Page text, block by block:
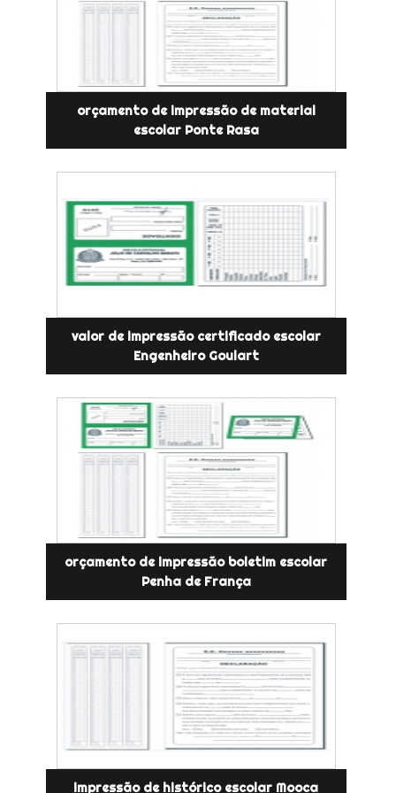
orçamento de impressão de material
escolar Ponte Rasa
valor de impressão certificado escolar
Engenheiro Goulart
orçamento de impressão boletim escolar
Penha de França
impressão de histórico escolar Mooca